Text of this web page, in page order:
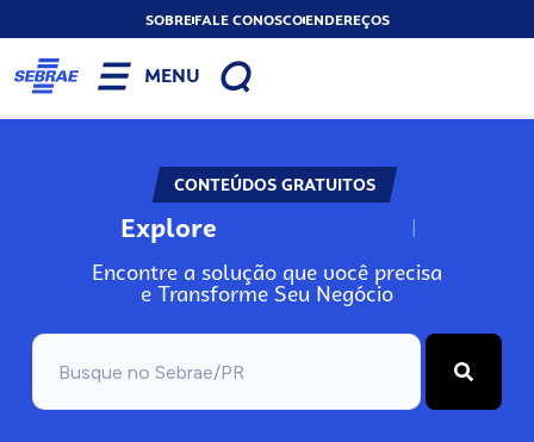
SOBREFALE CONOSCOENDEREÇOS
MENU
CONTEÚDOS GRATUITOS
Explore N
Encontre a solução que você precisa
e Transforme Seu Negócio